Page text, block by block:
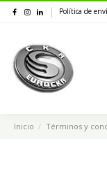
Política de
Inicio Términos y